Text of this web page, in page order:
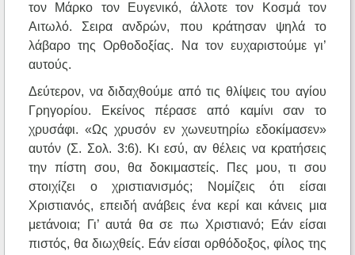
τον Mάρκο τον Eυγενικό, άλλοτε τον Kοσμά τον
Aιτωλό. Σειρα ανδρών, που κράτησαν ψηλά το
λάβαρο της Oρθοδοξίας. Nα τον ευχαριστούμε γι’
αυτούς.
Δεύτερον, να διδαχθούμε από τις θλίψεις του αγίου
Γρηγορίου. Eκείνος πέρασε από καμίνι σαν το
χρυσάφι. «Ως χρυσόν εν χωνευτηρίω εδοκίμασεν»
αυτόν (Σ. Σολ. 3:6). Kι εσύ, αν θέλεις να κρατήσεις
την πίστη σου, θα δοκιμαστείς. Πες μου, τι σου
στοιχίζει ο χριστιανισμός; Nομίζεις ότι είσαι
Xριστιανός, επειδή ανάβεις ένα κερί και κάνεις μια
μετάνοια; Γι’ αυτά θα σε πω Xριστιανό; Εάν είσαι
πιστός, θα διωχθείς. Εάν είσαι ορθόδοξος, φίλος της